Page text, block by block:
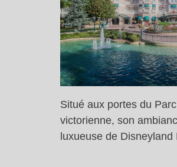
Situé aux portes du
victorienne, son
luxueuse de Disneyland